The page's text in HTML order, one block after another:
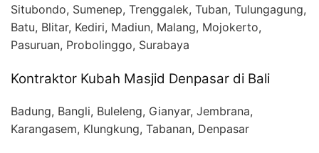
Situbondo, Sumenep, Trenggalek, Tuban, Tulungagung,
Batu, Blitar, Kediri, Madiun, Malang, Mojokerto,
Pasuruan, Probolinggo, Surabaya
Kontraktor Kubah Masjid Denpasar di Bali
Badung, Bangli, Buleleng, Gianyar, Jembrana,
Karangasem, Klungkung, Tabanan, Denpasar